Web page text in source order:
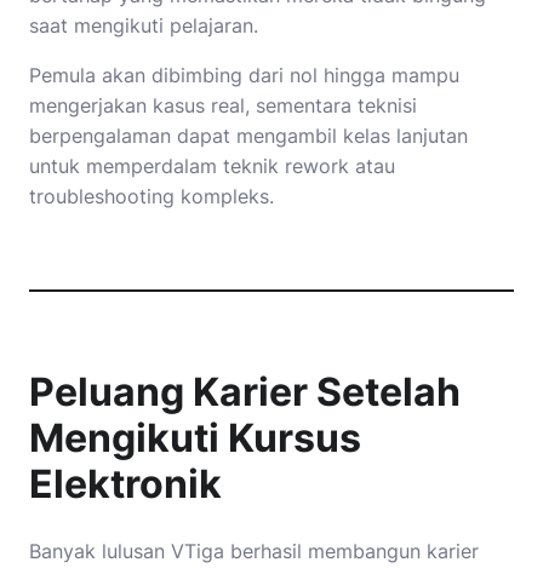
saat mengikuti pelajaran.
Pemula akan dibimbing dari nol hingga mampu
mengerjakan kasus real, sementara teknisi
berpengalaman dapat mengambil kelas lanjutan
untuk memperdalam teknik rework atau
troubleshooting kompleks.
Peluang Karier Setelah
Mengikuti Kursus
Elektronik
Banyak lulusan VTiga berhasil membangun karier